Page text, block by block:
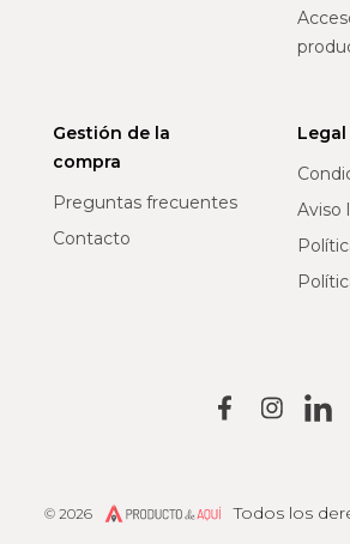
Gestión de la
compra
Preguntas frecuentes
Contacto
Legal
Aviso
© 2026 Producto de Aquí
Todos los